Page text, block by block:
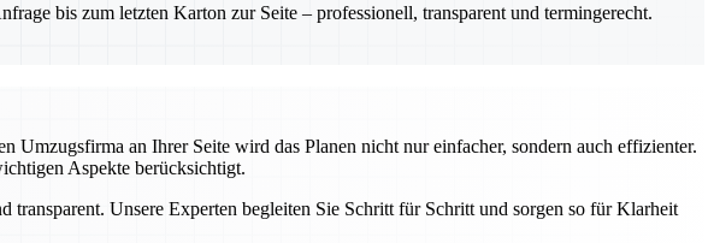
bis zum letzten Karton zur Seite – professionell, transparent und termingerecht.
an Ihrer Seite wird das Planen nicht nur einfacher, sondern auch effizienter.
Aspekte berücksichtigt.
Unsere Experten begleiten Sie Schritt für Schritt und sorgen so für Klarheit